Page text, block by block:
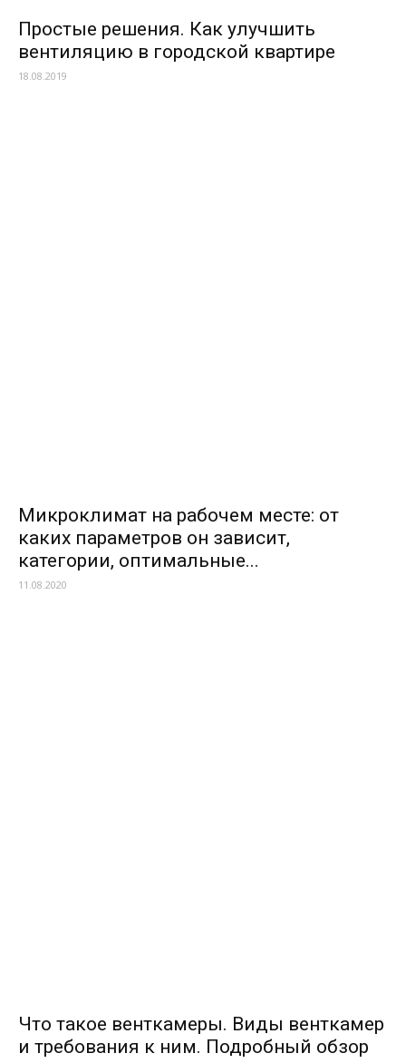
Простые решения. Как улучшить
вентиляцию в городской квартире
18.08.2019
Микроклимат на рабочем месте: от
каких параметров он зависит,
категории, оптимальные...
11.08.2020
Что такое венткамеры. Виды венткамер
и требования к ним. Подробный обзор